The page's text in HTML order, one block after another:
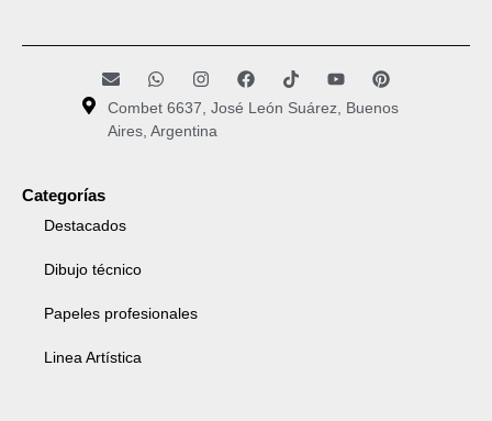
Combet 6637, José León Suárez, Buenos
Aires, Argentina
Categorías
Destacados
Dibujo técnico
Papeles profesionales
Linea Artística